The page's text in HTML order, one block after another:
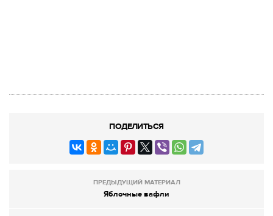
ПОДЕЛИТЬСЯ
ПРЕДЫДУЩИЙ МАТЕРИАЛ
Яблочные вафли